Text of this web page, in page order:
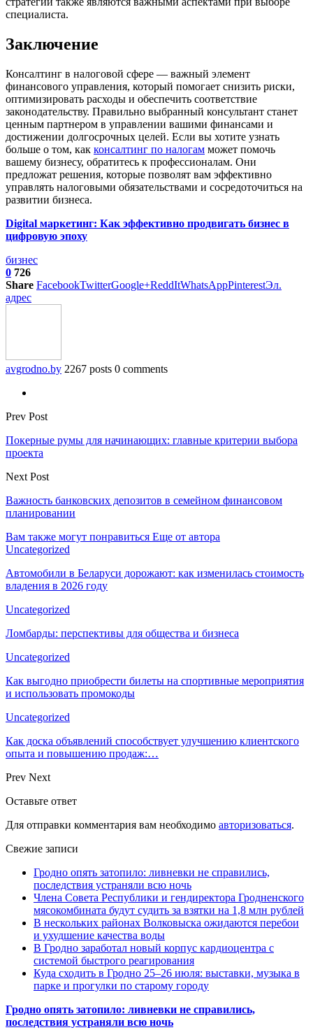
специалиста.
Заключение
Консалтинг в налоговой сфере — важный элемент
финансового управления, который помогает снизить риски,
оптимизировать расходы и обеспечить соответствие
законодательству. Правильно выбранный консультант станет
ценным партнером в управлении вашими финансами и
достижении долгосрочных целей. Если вы хотите узнать
больше о том, как консалтинг по налогам может помочь
вашему бизнесу, обратитесь к профессионалам. Они
предложат решения, которые позволят вам эффективно
управлять налоговыми обязательствами и сосредоточиться на
развитии бизнеса.
Digital маркетинг: Как эффективно продвигать бизнес в
цифровую эпоху
бизнес
0 726
Share FacebookTwitterGoogle+ReddItWhatsAppPinterestЭл.
адрес
avgrodno.by 2267 posts 0 comments
Prev Post
Покерные румы для начинающих: главные критерии выбора
проекта
Next Post
Важность банковских депозитов в семейном финансовом
планировании
Вам также могут понравиться Еще от автора
Uncategorized
Автомобили в Беларуси дорожают: как изменилась стоимость
владения в 2026 году
Uncategorized
Ломбарды: перспективы для общества и бизнеса
Uncategorized
Как выгодно приобрести билеты на спортивные мероприятия
и использовать промокоды
Uncategorized
Как доска объявлений способствует улучшению клиентского
опыта и повышению продаж:…
Prev Next
Оставьте ответ
Для отправки комментария вам необходимо авторизоваться.
Свежие записи
Гродно опять затопило: ливневки не справились,
последствия устраняли всю ночь
Члена Совета Республики и гендиректора Гродненского
мясокомбината будут судить за взятки на 1,8 млн рублей
В нескольких районах Волковыска ожидаются перебои
и ухудшение качества воды
В Гродно заработал новый корпус кардиоцентра с
системой быстрого реагирования
Куда сходить в Гродно 25–26 июля: выставки, музыка в
парке и прогулки по старому городу
Гродно опять затопило: ливневки не справились,
последствия устраняли всю ночь